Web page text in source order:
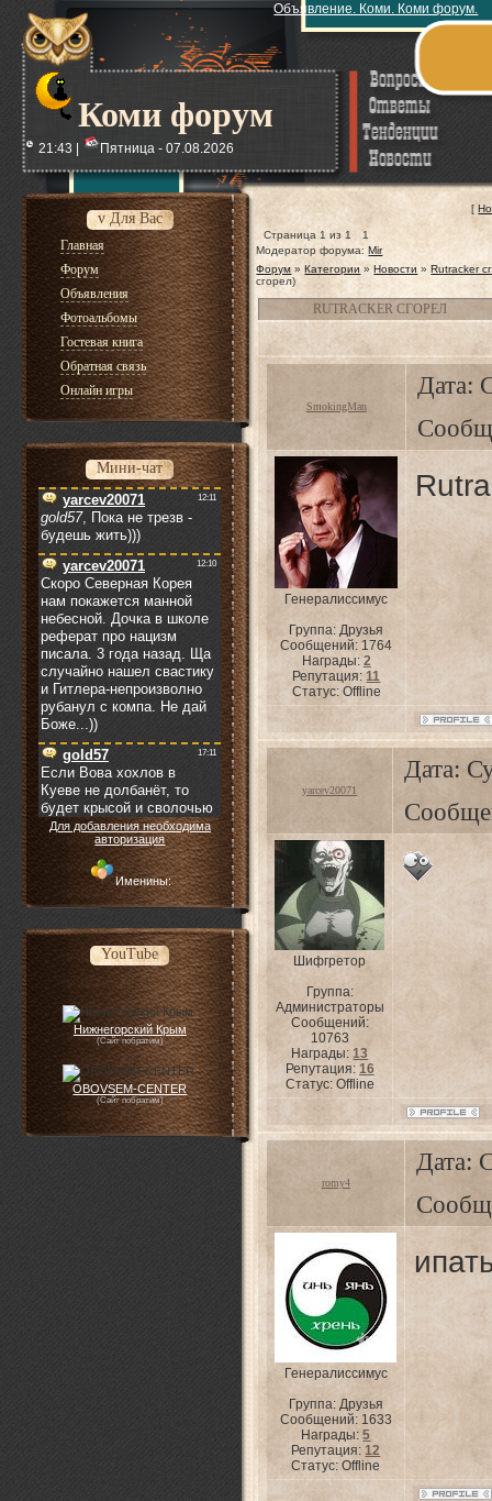
Коми форум
Объявление. Коми. Коми форум.
21:43 | Пятница - 07.08.2026
v Для Вас
Главная
Форум
Объявления
Фотоальбомы
Гостевая книга
Обратная связь
Онлайн игры
Мини-чат
Для добавления необходима
авторизация
Именины:
YouTube
Нижнегорский Крым
(Сайт побратим)
OBOVSEM-CENTER
(Сайт побратим)
[
Страница 1 из 1
1
Модератор форума:Mir
Форум » Категории » Новости » Rutracker
сгорел)
RUTRACKER СГОРЕЛ
SmokingMan
Дата:
Генералиссимус
Группа: Друзья
Сообщений: 1764
Награды:2
Репутация:11
Статус: Offline
yarcev20071
Дата:
Шифгретор
Группа:
Администраторы
Сообщений:
10763
Награды:13
Репутация: 16
Статус: Offline
romy4
Дата:
Генералиссимус
Группа: Друзья
Сообщений: 1633
Награды:5
Репутация:12
Статус:Offline